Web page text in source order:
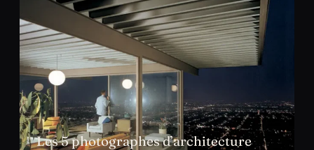
Les 5 photographes d’architecture